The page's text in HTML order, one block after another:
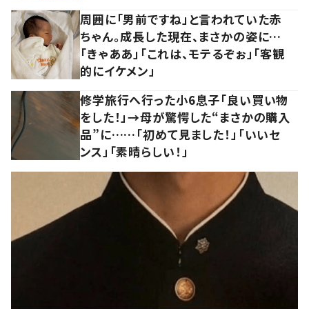
周囲に「男前ですね」と言われていた赤
ちゃん。成長した現在、まさかの姿に…
「きゃああ」「これは、モテるぞぉ」「客観
的にイケメン」
修学旅行へ行った小6息子「良い買い物
をした！」→母が驚愕した“まさかの購入
品”に……「初めて見ました！」「いいセ
ンス」「素晴らしい！」